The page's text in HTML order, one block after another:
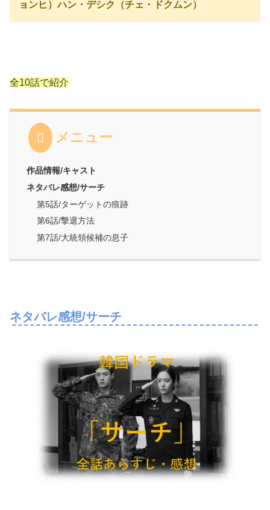
ョンヒ）ハン・デシク（チェ・ドクムン）
全10話で紹介
メニュー
作品情報/キャスト
ネタバレ感想/サーチ
第5話/ターゲットの痕跡
第6話/撃退方法
第7話/大統領候補の息子
ネタバレ感想/サーチ